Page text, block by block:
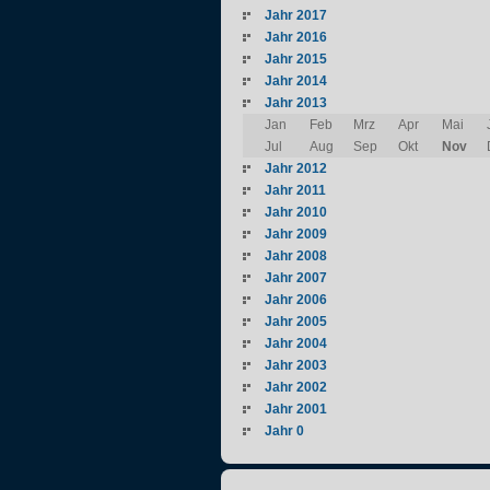
Jahr 2017
Jahr 2016
Jahr 2015
Jahr 2014
Jahr 2013
Jan
Feb Mrz Apr Mai
Jul
Aug Sep Okt Nov
Jahr 2012
Jahr 2011
Jahr 2010
Jahr 2009
Jahr 2008
Jahr 2007
Jahr 2006
Jahr 2005
Jahr 2004
Jahr 2003
Jahr 2002
Jahr 2001
Jahr 0